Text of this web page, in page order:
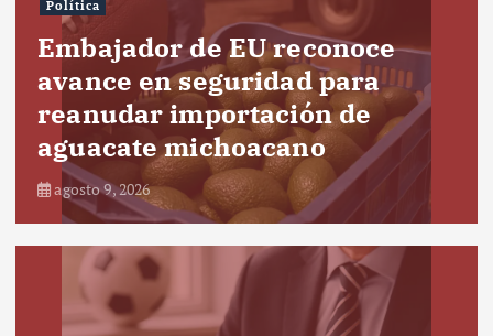
Política
Embajador de EU reconoce
avance en seguridad para
reanudar importación de
aguacate michoacano
agosto 9, 2026